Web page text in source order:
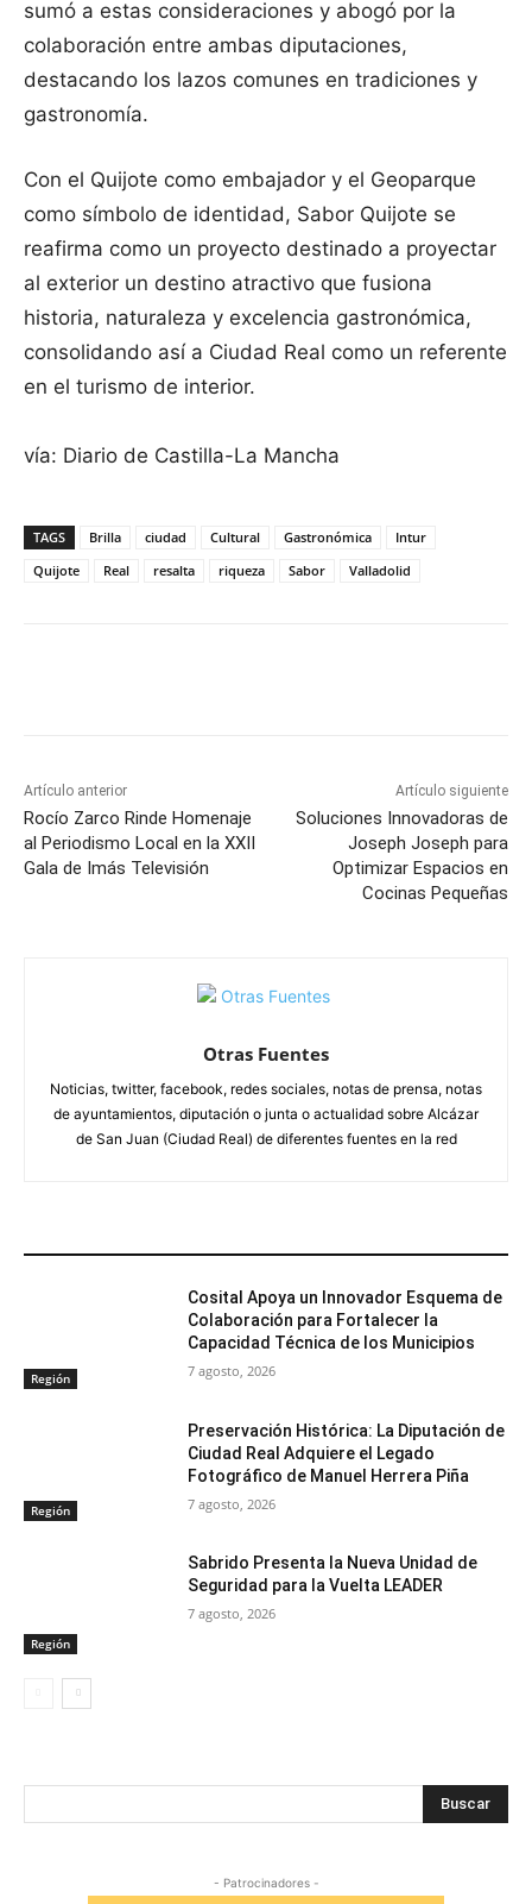
sumó a estas consideraciones y abogó por la
colaboración entre ambas diputaciones,
destacando los lazos comunes en tradiciones y
gastronomía.
Con el Quijote como embajador y el Geoparque
como símbolo de identidad, Sabor Quijote se
reafirma como un proyecto destinado a proyectar
al exterior un destino atractivo que fusiona
historia, naturaleza y excelencia gastronómica,
consolidando así a Ciudad Real como un referente
en el turismo de interior.
vía: Diario de Castilla-La Mancha
TAGS Brilla ciudad Cultural Gastronómica
Intur
Quijote
Real resalta riqueza Sabor Valladolid
Artículo anterior
Rocío Zarco Rinde Homenaje
al Periodismo Local en la XXII
Gala de Imás Televisión
Artículo siguiente
Soluciones Innovadoras de
Joseph Joseph para
Optimizar Espacios en
Cocinas Pequeñas
Otras Fuentes
Noticias, twitter, facebook, redes sociales, notas de prensa, notas
de ayuntamientos, diputación o junta o actualidad sobre Alcázar
de San Juan (Ciudad Real) de diferentes fuentes en la red
Región
Cosital Apoya un Innovador Esquema de
Colaboración para Fortalecer la
Capacidad Técnica de los Municipios
7 agosto, 2026
Región
Preservación Histórica: La Diputación de
Ciudad Real Adquiere el Legado
Fotográfico de Manuel Herrera Piña
7 agosto, 2026
Región
Sabrido Presenta la Nueva Unidad de
Seguridad para la Vuelta LEADER
7 agosto, 2026
Buscar
- Patrocinadores -